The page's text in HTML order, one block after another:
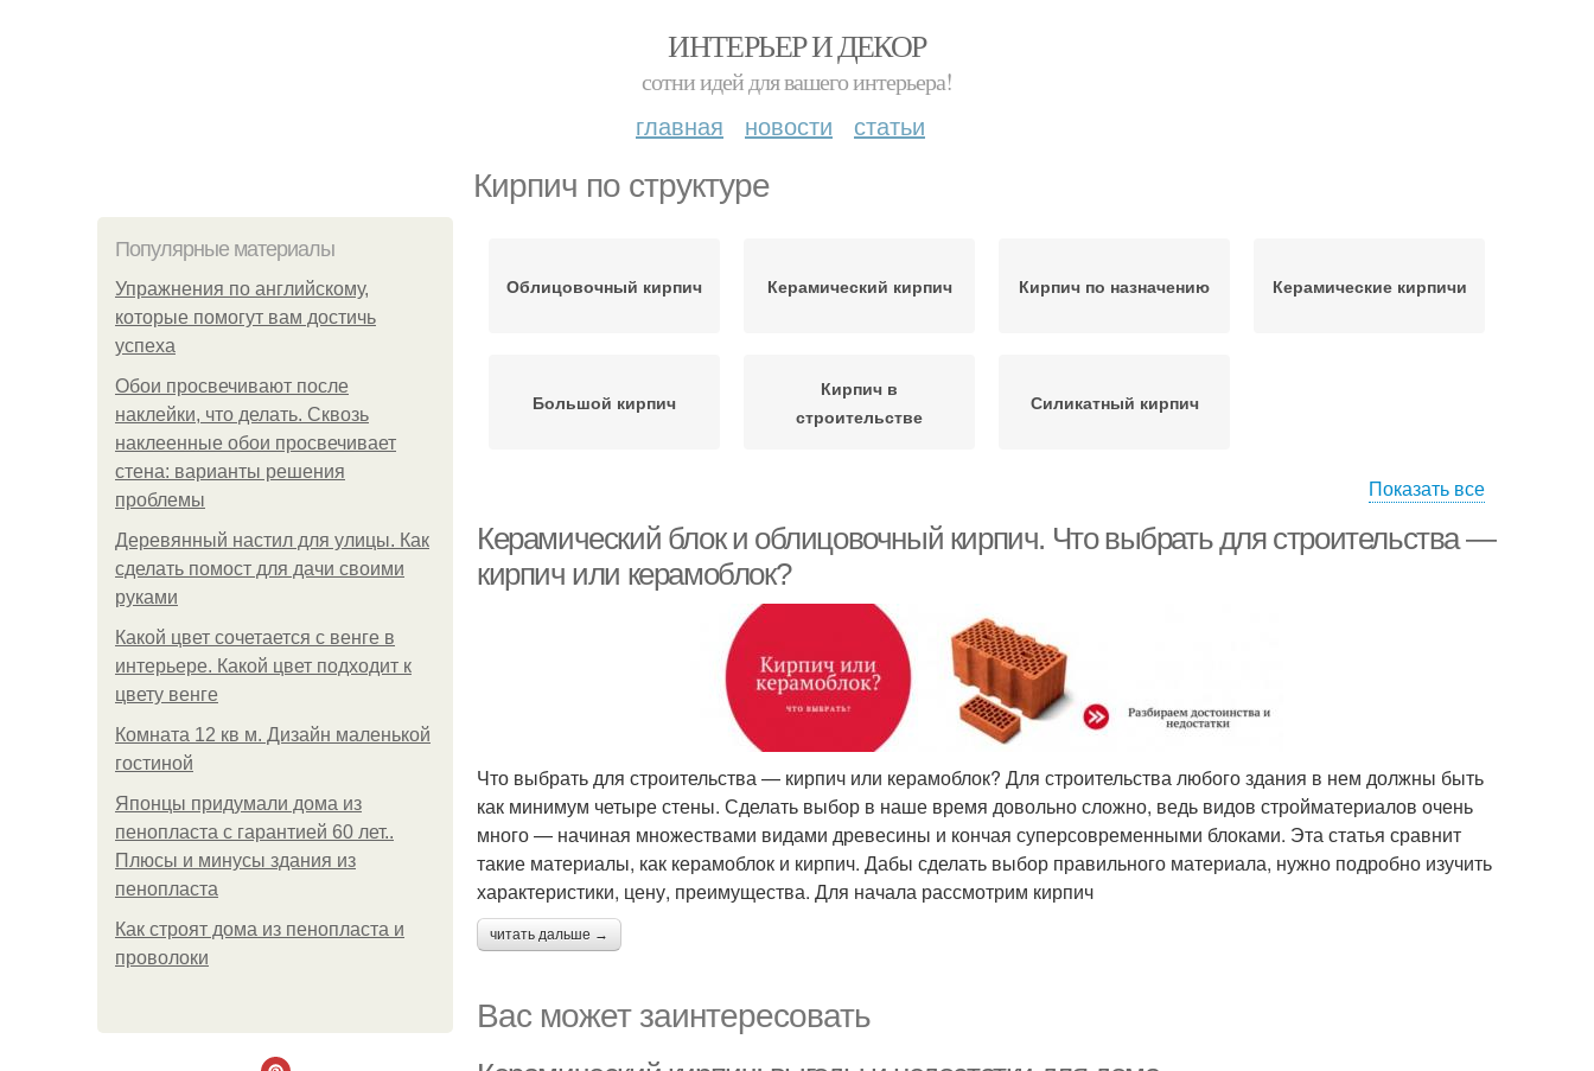
ИНТЕРЬЕР И ДЕКОР
сотни идей для вашего интерьера!
главная новости статьи
Кирпич по структуре
Популярные материалы
Упражнения по английскому,
которые помогут вам достичь
успеха
Обои просвечивают после
наклейки, что делать. Сквозь
наклеенные обои просвечивает
стена: варианты решения
проблемы
Деревянный настил для улицы. Как
сделать помост для дачи своими
руками
Какой цвет сочетается с венге в
интерьере. Какой цвет подходит к
цвету венге
Комната 12 кв м. Дизайн маленькой
гостиной
Японцы придумали дома из
пенопласта с гарантией 60 лет..
Плюсы и минусы здания из
пенопласта
Как строят дома из пенопласта и
проволоки
Облицовочный кирпич Керамический кирпич Кирпич по назначению Керамические кирпичи
Большой кирпич
Кирпич в
строительстве
Силикатный кирпич
Показать все
Керамический блок и облицовочный кирпич. Что выбрать для строительства —
кирпич или керамоблок?
Что выбрать для строительства — кирпич или керамоблок? Для строительства любого здания в нем должны быть
как минимум четыре стены. Сделать выбор в наше время довольно сложно, ведь видов стройматериалов очень
много — начиная множествами видами древесины и кончая суперсовременными блоками. Эта статья сравнит
такие материалы, как керамоблок и кирпич. Дабы сделать выбор правильного материала, нужно подробно изучить
характеристики, цену, преимущества. Для начала рассмотрим кирпич
читать дальше →
Вас может заинтересовать